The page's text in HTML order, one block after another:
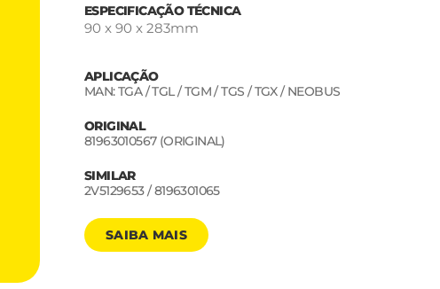
ESPECIFICAÇÃO TÉCNICA
90 x 90 x 283mm
APLICAÇÃO
MAN: TGA / TGL / TGM / TGS / TGX / NEOBUS
ORIGINAL
81963010567 (ORIGINAL)
SIMILAR
2V5129653 / 8196301065
SAIBA MAIS